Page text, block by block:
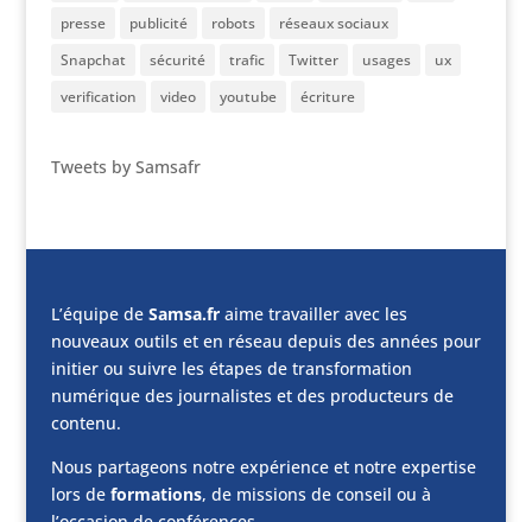
presse
publicité robots
réseaux sociaux
Snapchat
sécurité trafic Twitter usages
ux
verification
video youtube écriture
Tweets by Samsafr
L’équipe de Samsa.fraime travailler avec les
nouveaux outils et en réseau depuis des années pour
initier ou suivre les étapes de transformation
numérique des journalistes et des producteurs de
contenu.
Nous partageons notre expérience et notre expertise
lors de formations, de missions de conseil ou à